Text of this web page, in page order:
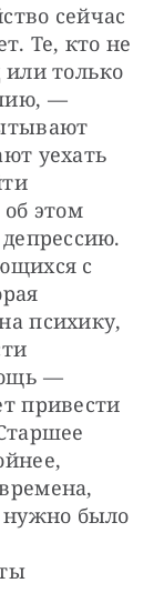
сейчас
Те, кто не
или только
—
уехать
этом
с
психику,
—
привести
нужно было